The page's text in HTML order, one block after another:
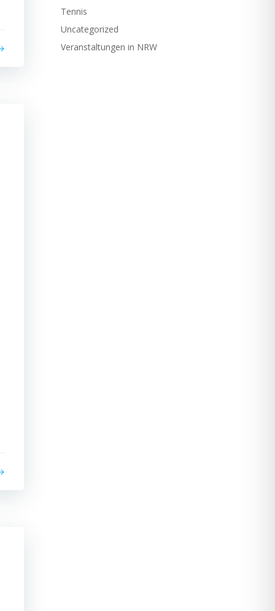
Tennis
Uncategorized
Veranstaltungen in NRW